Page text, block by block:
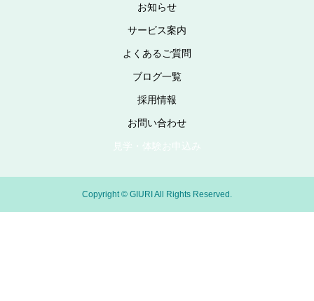
お知らせ
サービス案内
よくあるご質問
ブログ一覧
採用情報
お問い合わせ
見学・体験お申込み
Copyright © GIURI All Rights Reserved.